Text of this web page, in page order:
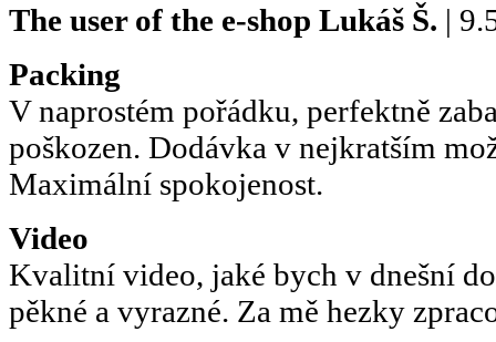
The user of the e-shop Lukáš Š. |
Packing
V naprostém pořádku, perfektně
poškozen. Dodávka v nejkratším
Maximální spokojenost.
Video
Kvalitní video, jaké bych v dnešní
pěkné a vyrazné. Za mě hezky